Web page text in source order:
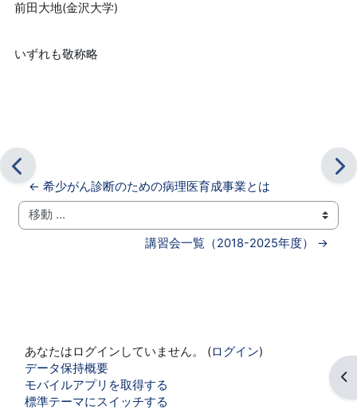
ブ
前田大地(金沢大学)
いずれも敬称略
← 希少がん診断のための病理医育成事業とは
移動 ...
講習会一覧（2018-2025年度） →
あなたはログインしていません。 (ログイン)
データ保持概要
モバイルアプリを取得する
標準テーマにスイッチする